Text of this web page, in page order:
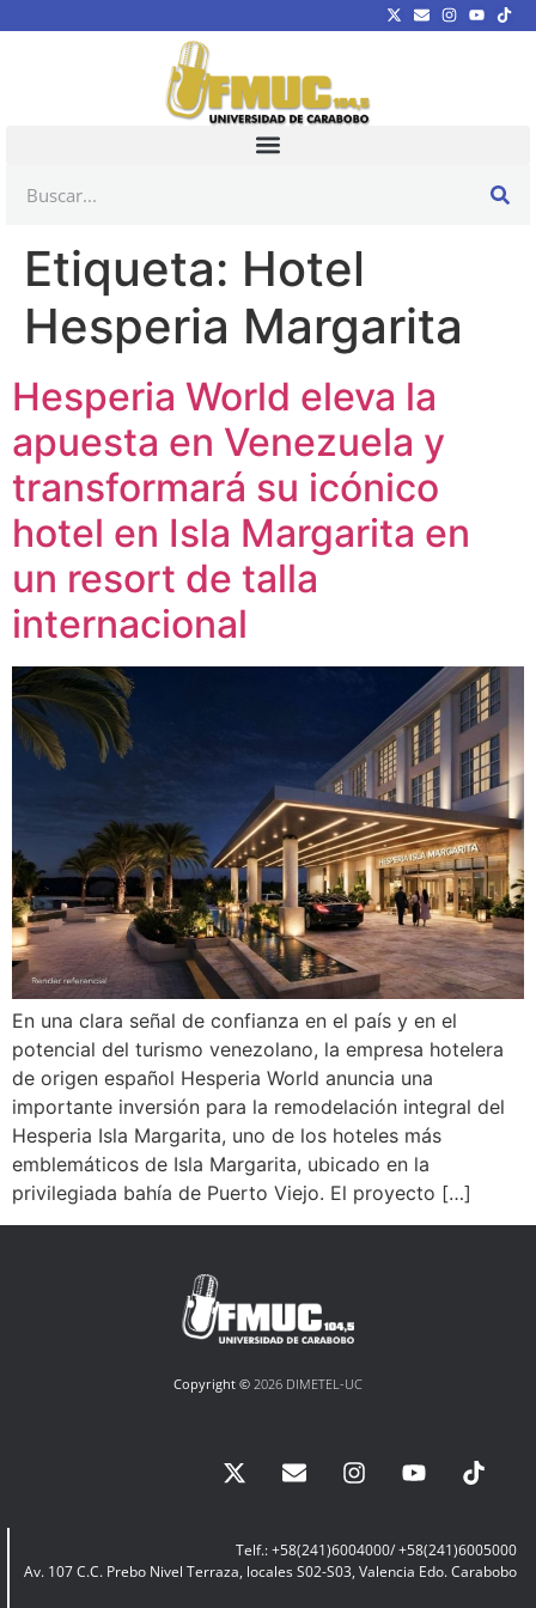
Etiqueta: Hotel
Hesperia Margarita
Hesperia World eleva la
apuesta en Venezuela y
transformará su icónico
hotel en Isla Margarita en
un resort de talla
internacional
En una clara señal de confianza en el país y en el
potencial del turismo venezolano, la empresa hotelera
de origen español Hesperia World anuncia una
importante inversión para la remodelación integral del
Hesperia Isla Margarita, uno de los hoteles más
emblemáticos de Isla Margarita, ubicado en la
privilegiada bahía de Puerto Viejo. El proyecto […]
Copyright © 2026 DIMETEL-UC
Telf.: +58(241)6004000/ +58(241)6005000
Av. 107 C.C. Prebo Nivel Terraza, locales S02-S03, Valencia Edo. Carabobo